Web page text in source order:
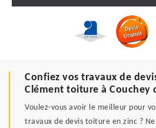
Confiez vos travaux de
Clément toiture à Couchey
Voulez-vous avoir le meilleur pour
travaux de devis toiture en zinc ?